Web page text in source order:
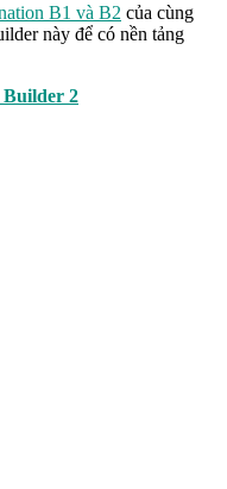
B1 và B2 của cùng
này để có nền tảng
2